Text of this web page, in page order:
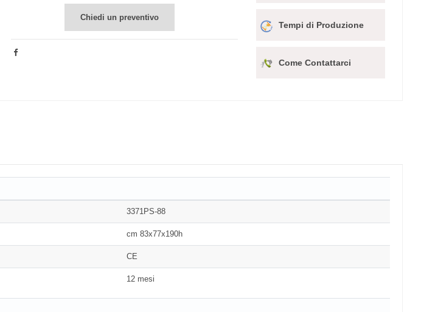
Chiedi un preventivo
Tempi di Produzione
Come Contattarci
3371PS-88
cm 83x77x190h
CE
12 mesi